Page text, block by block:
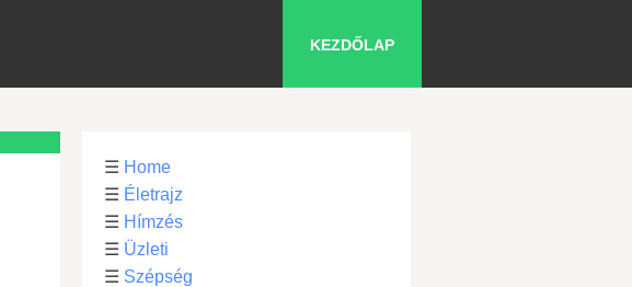
KEZDŐLAP
☰ Home
☰ Életrajz
☰ Hímzés
☰ Üzleti
☰ Szépség